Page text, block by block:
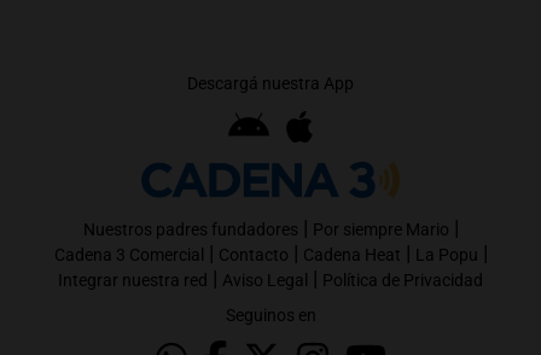
Descargá nuestra App
Nuestros padres fundadores | Por siempre Mario |
Cadena 3 Comercial | Contacto | Cadena Heat | La Popu |
Integrar nuestra red | Aviso Legal | Política de Privacidad
Seguinos en